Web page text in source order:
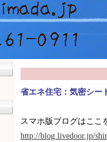
省エネ住宅：気密シー
スマホ版ブログはここ
http://blog.livedoor.jp/